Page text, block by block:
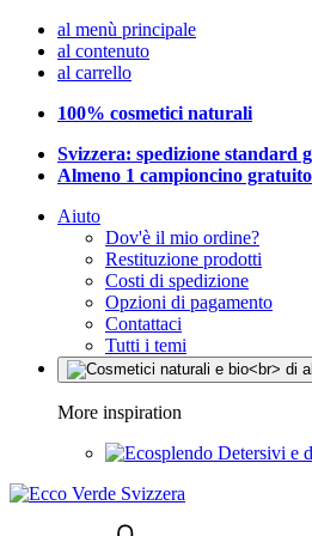
al menù principale
al contenuto
al carrello
100% cosmetici naturali
Svizzera: spedizione standard
Almeno 1 campioncino gratuito
Aiuto
Dov'è il mio ordine?
Restituzione prodotti
Costi di spedizione
Opzioni di pagamento
Contattaci
Tutti i temi
More inspiration
Detersivi e